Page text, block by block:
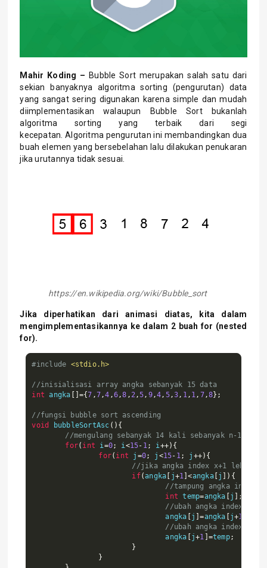
Mahir Koding – Bubble Sort merupakan salah satu dari
sekian banyaknya algoritma sorting (pengurutan) data
yang sangat sering digunakan karena simple dan mudah
diimplementasikan walaupun Bubble Sort bukanlah
algoritma sorting yang terbaik dari segi
kecepatan. Algoritma pengurutan ini membandingkan dua
buah elemen yang bersebelahan lalu dilakukan penukaran
jika urutannya tidak sesuai.
https://en.wikipedia.org/wiki/Bubble_sort
Jika diperhatikan dari animasi diatas, kita dalam
mengimplementasikannya ke dalam 2 buah for (nested
for).
#include <stdio.h>
//inisialisasi array angka sebanyak 15 data
int angka []={7 ,7 ,4 ,6 ,8 , 2 ,5 , 9,4 , 5,3 , 1 , 1 , 7,8};
//fungsi bubble sort ascending
void
bubbleSortAsc (){
//mengulang sebanyak 14 kali sebanyak n-1 data
for( int i =0; i <15- 1 ; i ++){
for( int j =0; j <15- 1 ; j ++){
//jika angka index x+1 lebih
if(angka [ j+1 ]<angka[j ]){
//tampung angka index x
int temp=angka [j ];
//ubah angka index x
				angka
[j ]=angka [j+1
//ubah angka index x+1
				angka
[j+1 ]=temp;
}
}